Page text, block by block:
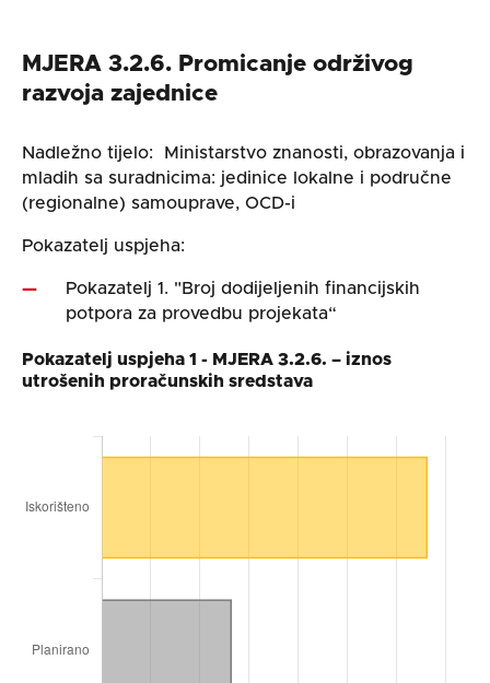
MJERA 3.2.6. Promicanje održivog
razvoja zajednice
Nadležno tijelo: Ministarstvo znanosti, obrazovanja i
mladih sa suradnicima: jedinice lokalne i područne
(regionalne) samouprave, OCD-i
Pokazatelj uspjeha:
Pokazatelj 1. "Broj dodijeljenih financijskih
potpora za provedbu projekata“
Pokazatelj uspjeha 1 - MJERA 3.2.6. – iznos
utrošenih proračunskih sredstava